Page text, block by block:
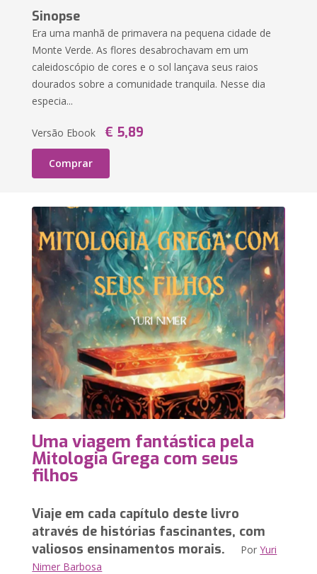
Sinopse
Era uma manhã de primavera na pequena cidade de
Monte Verde. As flores desabrochavam em um
caleidoscópio de cores e o sol lançava seus raios
dourados sobre a comunidade tranquila. Nesse dia
especia...
Versão Ebook € 5,89
Comprar
Uma viagem fantástica pela
Mitologia Grega com seus
filhos
Viaje em cada capítulo deste livro
através de histórias fascinantes, com
valiosos ensinamentos morais. PorYuri
Nimer Barbosa